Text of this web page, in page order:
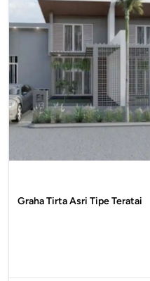
Graha Tirta Asri Tipe Teratai